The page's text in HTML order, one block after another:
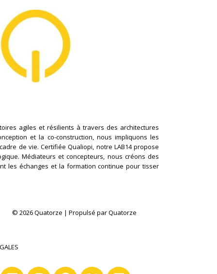
agiles et résilients à travers des architectures
et la co-construction, nous impliquons les
de vie. Certifiée Qualiopi, notre LAB14 propose
Médiateurs et concepteurs, nous créons des
les échanges et la formation continue pour tisser
© 2026 Quatorze | Propulsé par Quatorze